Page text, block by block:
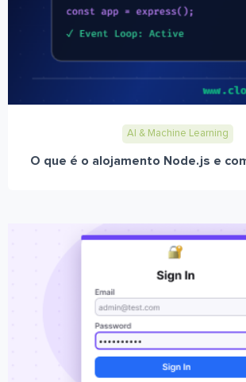
AI & Machine Learning
O que é o alojamento Node.js e